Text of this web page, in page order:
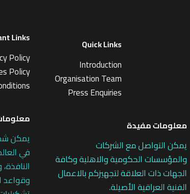
Quick Links
Introduction
Organisation Team
Press Enquiries
معلومات مفيدة
يمكن التواصل مع الشركات
والمؤسسات الحكومية والاهلية وكافة
الجهات ذات العلاقة لتجهيزكم بالاعمال
الفنية العراقية الأصيلة.
Links
Policy
Policy
يمكن
في
وقواعد